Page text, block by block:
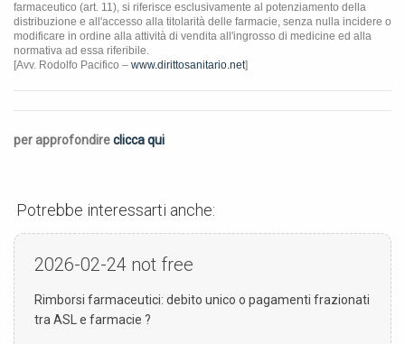
farmaceutico (art. 11), si riferisce esclusivamente al potenziamento della
distribuzione e all'accesso alla titolarità delle farmacie, senza nulla incidere o
modificare in ordine alla attività di vendita all'ingrosso di medicine ed alla
normativa ad essa riferibile.
[Avv. Rodolfo Pacifico – www.dirittosanitario.net]
per approfondireclicca qui
Potrebbe interessarti anche:
2026-02-24 not free
Rimborsi farmaceutici: debito unico o pagamenti frazionati
tra ASL e farmacie ?